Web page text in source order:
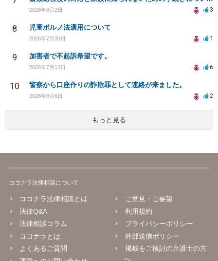
2026年8月2日 3
8 児童ポルノ法適用について
2026年7月30日 1
9 加害者で不起訴希望です。
2026年7月12日 6
10 警察から口座作りの詐欺罪として連絡が来ました。
2026年8月6日 2
もっと見る
ココナラ法律相談について
ココナラ法律相談とは
法律Q&A
法律相談コラム
ココナラとは
よくあるご質問
ご意見・ご要望
利用規約
プライバシーポリシー
外部送信ポリシー
掲載をご検討の弁護士の方
へ